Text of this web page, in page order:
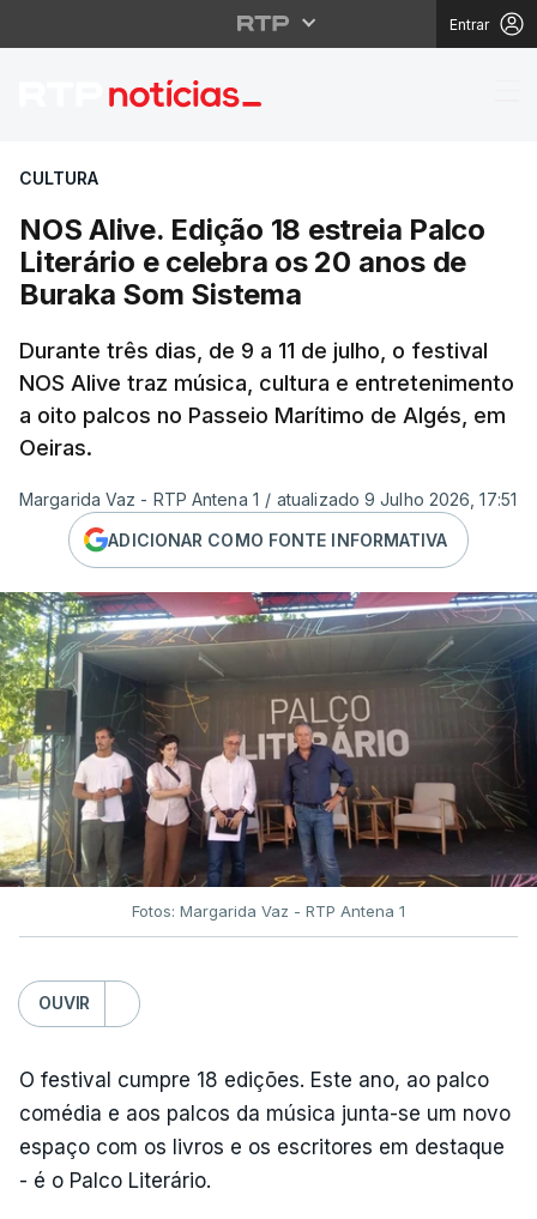
Entrar
NOS Alive. Edição 18
CULTURA
NOS Alive. Edição 18 estreia Palco
Literário e celebra os 20 anos de
Buraka Som Sistema
Durante três dias, de 9 a 11 de julho, o festival
NOS Alive traz música, cultura e entretenimento
a oito palcos no Passeio Marítimo de Algés, em
Oeiras.
Margarida Vaz - RTP Antena 1 / atualizado 9 Julho 2026, 17:51
ADICIONAR COMO FONTE INFORMATIVA
Fotos: Margarida Vaz - RTP Antena 1
OUVIR
O festival cumpre 18 edições. Este ano, ao palco
comédia e aos palcos da música junta-se um novo
espaço com os livros e os escritores em destaque
- é o Palco Literário.